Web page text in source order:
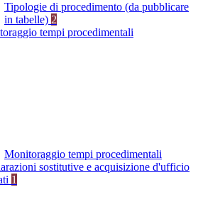
Tipologie di procedimento (da pubblicare
in tabelle) 2
tempi procedimentali
Monitoraggio tempi procedimentali
sostitutive e acquisizione d'ufficio
1